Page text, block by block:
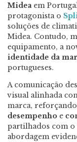
Midea em
protagonista o
soluções de
Midea. Contudo,
equipamento, a
identidade da
portugueses.
A comunicação
visual alinhada
marca,
desempenho e
partilhados com o
abordagem